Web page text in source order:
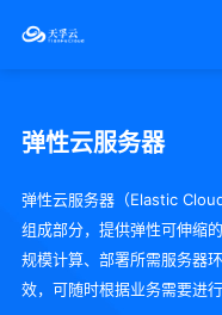
弹性云服务器
弹性云服务器（Elastic
组成部分，提供弹性可伸缩
规模计算、部署所需服务器
效，可随时根据业务需要进